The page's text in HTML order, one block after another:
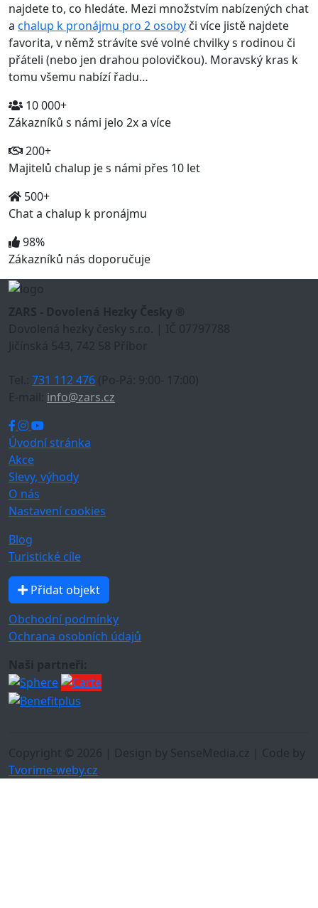
najdete to, co hledáte. Mezi množstvím nabízených chat
a chalup k pronájmu pro 2 osoby či více jistě najdete
favorita, v němž strávíte své volné chvilky s rodinou či
přáteli (nebo jen drahou polovičkou). Moravský kras k
tomu všemu nabízí řadu…
10 000+
Zákazníků s námi jelo 2x a více
200+
Majitelů chalup je s námi přes 10 let
500+
Chat a chalup k pronájmu
98%
Zákazníků nás doporučuje
ZARS - Dovolená Hezky Česky ®
Dovolená hezky česky s.r.o. | IČ 07797788
Jičínská 543, 742 58 Příbor
Tel.: 731 112 476 (Po-Pá: 9:00- 17:00)
E-mail: info@zars.cz
Úvodní stránka
Akce
Slevy, výhody
O nás
Nastavení cookies
Blog
Turistické cíle
Přidat objekt
Obchodní podmínky
Ochrana osobních údajů
Naši partneři:
Copyright © 2026 | Design by SenseMedia.cz | Code by
Tvorime-weby.cz